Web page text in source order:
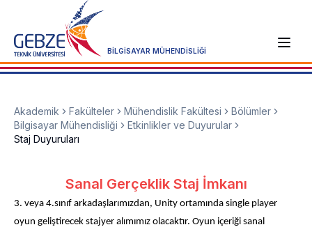
BİLGİSAYAR MÜHENDİSLİĞİ
Akademik Fakülteler Mühendislik Fakültesi
Bölümler
Bilgisayar Mühendisliği
Etkinlikler ve Duyurular
Staj Duyuruları
Sanal Gerçeklik Staj İmkanı
3. veya 4.sınıf arkadaşlarımızdan, Unity ortamında single player
oyun geliştirecek stajyer alımımız olacaktır. Oyun içeriği sanal